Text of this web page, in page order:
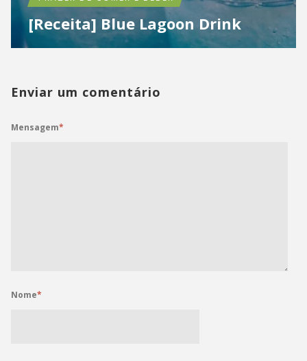
[Receita] Blue Lagoon Drink
Enviar um comentário
Mensagem*
Nome*